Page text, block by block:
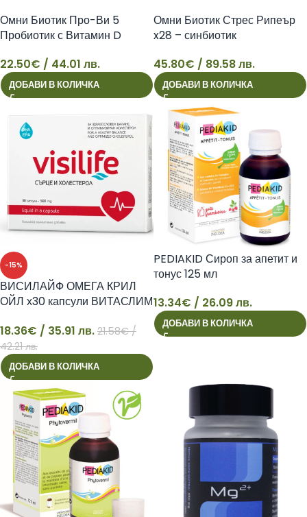
22
Омни Биотик Про-Ви 5
Пробиотик с Витамин D
22.50€ / 44.01 лв.
ДОБАВИ В КОЛИЧКА
45
Омни Биотик Стрес Рипеър
x28 – синбиотик
45.80€ / 89.58 лв.
ДОБАВИ В КОЛИЧКА
-15%
18
ВИСИЛАЙФ ОМЕГА КРИЛ
ОЙЛ х30 капсули ВИТАСЛИМ
18.36€ / 35.91 лв. 21.58€/
42.21 лв.
ДОБАВИ В КОЛИЧКА
13
PEDIAKID Сироп за апетит и
тонус 125 мл
13.34€ / 26.09 лв.
ДОБАВИ В КОЛИЧКА